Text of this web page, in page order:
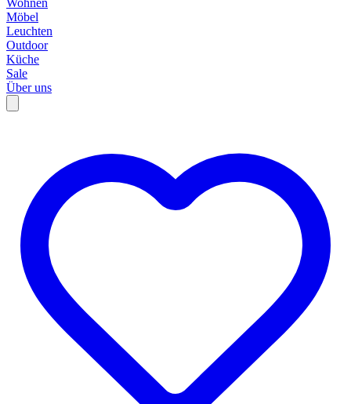
Wohnen
Möbel
Leuchten
Outdoor
Küche
Sale
Über uns